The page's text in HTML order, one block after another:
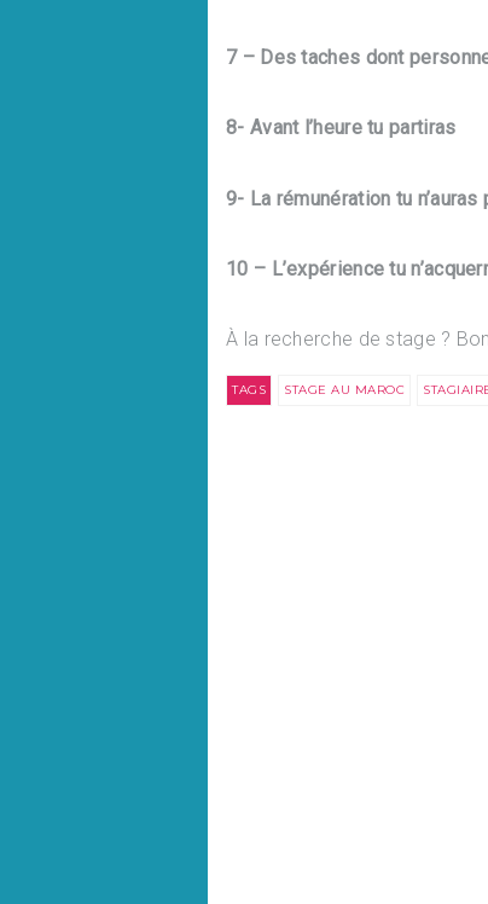
7 – Des taches dont
8- Avant l’heure tu partiras
9- La rémunération tu n’auras
10 – L’expérience tu
À la recherche de stage ?
TAGS STAGE AU MAROC